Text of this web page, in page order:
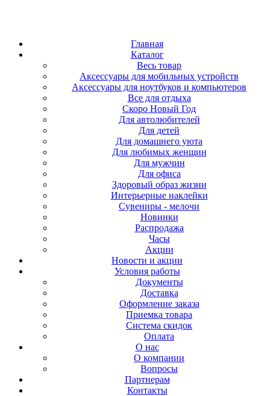
Главная
Каталог
Весь товар
Аксессуары для мобильных устройств
Аксессуары для ноутбуков и компьютеров
Все для отдыха
Скоро Новый Год
Для автолюбителей
Для детей
Для домашнего уюта
Для любимых женщин
Для мужчин
Для офиса
Здоровый образ жизни
Интерьерные наклейки
Сувениры - мелочи
Новинки
Распродажа
Часы
Акции
Новости и акции
Условия работы
Документы
Доставка
Оформление заказа
Приемка товара
Система скидок
Оплата
О нас
О компании
Вопросы
Партнерам
Контакты